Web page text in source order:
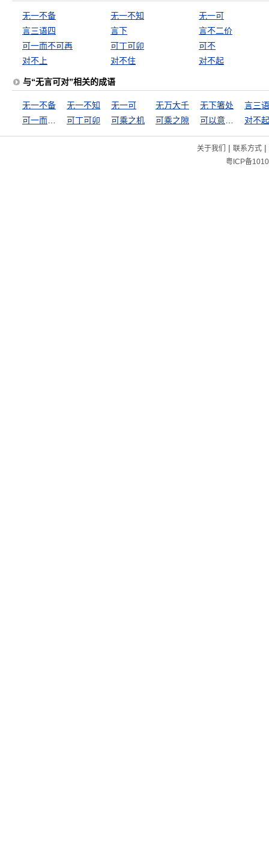
无一不备 无一不知
无一可
言三语四
言下
言不二价
可一而不可再
可丁可卯
可不
对不上
对不住 对不起
与“无言可对”相关的成语
无一不备 无一不知 无一可 无万大千 无下箸处
言三
可丁可卯 可乘之机 可乘之隙 对不起
关于我们 | 联系方式|
粤ICP备